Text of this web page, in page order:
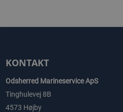
KONTAKT
Odsherred Marineservice ApS
Tinghulevej 8B
4573 Højby